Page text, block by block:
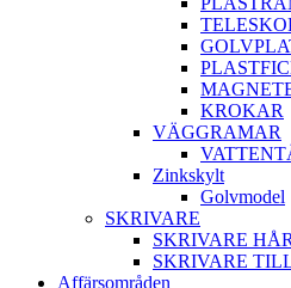
KROKAR
VÄGGRAMAR
Zinkskylt
Golvmodel
SKRIVARE
SKRIVARE
SKRIVARE
Affärsområden